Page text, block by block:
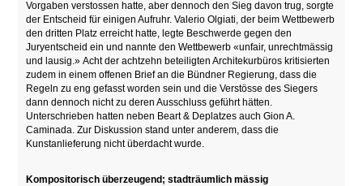
Vorgaben verstossen hatte, aber dennoch den Sieg davon trug, sorgte
der Entscheid für einigen Aufruhr. Valerio Olgiati, der beim Wettbewerb
den dritten Platz erreicht hatte, legte Beschwerde gegen den
Juryentscheid ein und nannte den Wettbewerb «unfair, unrechtmässig
und lausig.» Acht der achtzehn beteiligten Architekurbüros kritisierten
zudem in einem offenen Brief an die Bündner Regierung, dass die
Regeln zu eng gefasst worden sein und die Verstösse des Siegers
dann dennoch nicht zu deren Ausschluss geführt hätten.
Unterschrieben hatten neben Beart & Deplatzes auch Gion A.
Caminada. Zur Diskussion stand unter anderem, dass die
Kunstanlieferung nicht überdacht wurde.
Kompositorisch überzeugend; stadträumlich mässig